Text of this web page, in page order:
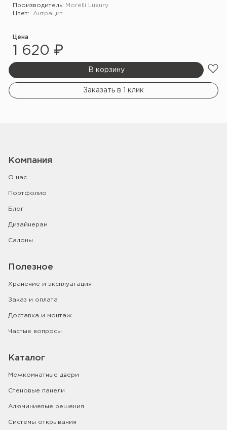
Производитель: Morelli Luxury
Цвет:
Антрацит
Цена
1 620 ₽
В корзину
Заказать в 1 клик
Компания
О нас
Портфолио
Блог
Дизайнерам
Салоны
Полезное
Хранение и эксплуатация
Заказ и оплата
Доставка и монтаж
Частые вопросы
Каталог
Межкомнатные двери
Стеновые панели
Алюминиевые решения
Системы открывания